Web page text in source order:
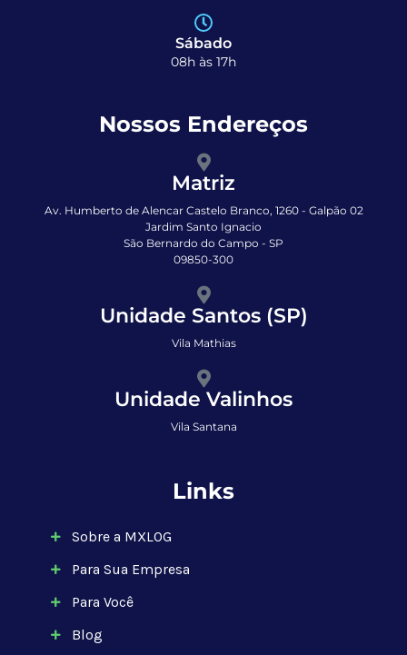
Sábado
08h às 17h
Nossos Endereços
Matriz
Av. Humberto de Alencar Castelo Branco, 1260 - Galpão 02
Jardim Santo Ignacio
São Bernardo do Campo - SP
09850-300
Unidade Santos (SP)
Vila Mathias
Unidade Valinhos
Vila Santana
Links
Sobre a MXLOG
Para Sua Empresa
Para Você
Blog